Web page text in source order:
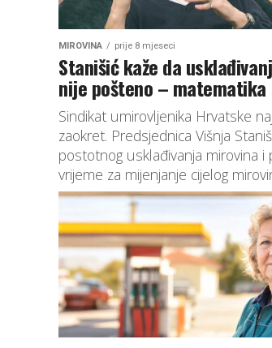
MIROVINA prije 8 mjeseci
Stanišić kaže da
nije pošteno – matematika
Sindikat umirovljenika Hrvatske
zaokret. Predsjednica Višnja
postotnog usklađivanja mirovina i
vrijeme za mijenjanje cijelog